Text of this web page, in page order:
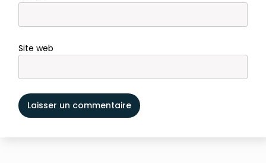
Site web